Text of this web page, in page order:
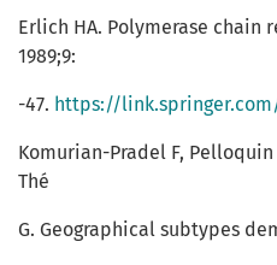
Erlich HA. Polymerase chain
1989;9:
-47. https://
Komurian-Pradel F, Pelloquin
Thé
G. Geographical subtypes